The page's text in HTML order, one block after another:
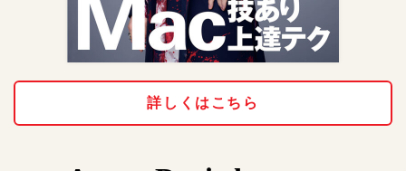
詳しくはこちら